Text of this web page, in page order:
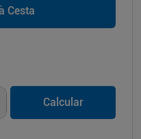
Cesta
Calcular